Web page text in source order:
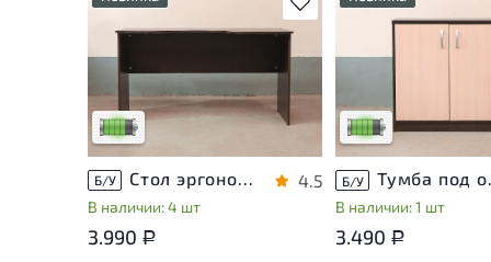
У товара присутствуют
незначительные следы
эксплуатации, не влияющие
на удобство его
использования
Низкая степень износа
Б/У
В наличии: 4 шт
4.5
3.990 Р
У товара
незначительные
эксплуатации, не
на удобство его
Низкая степень
Б/У
В наличии: 1 шт
3.490 Р